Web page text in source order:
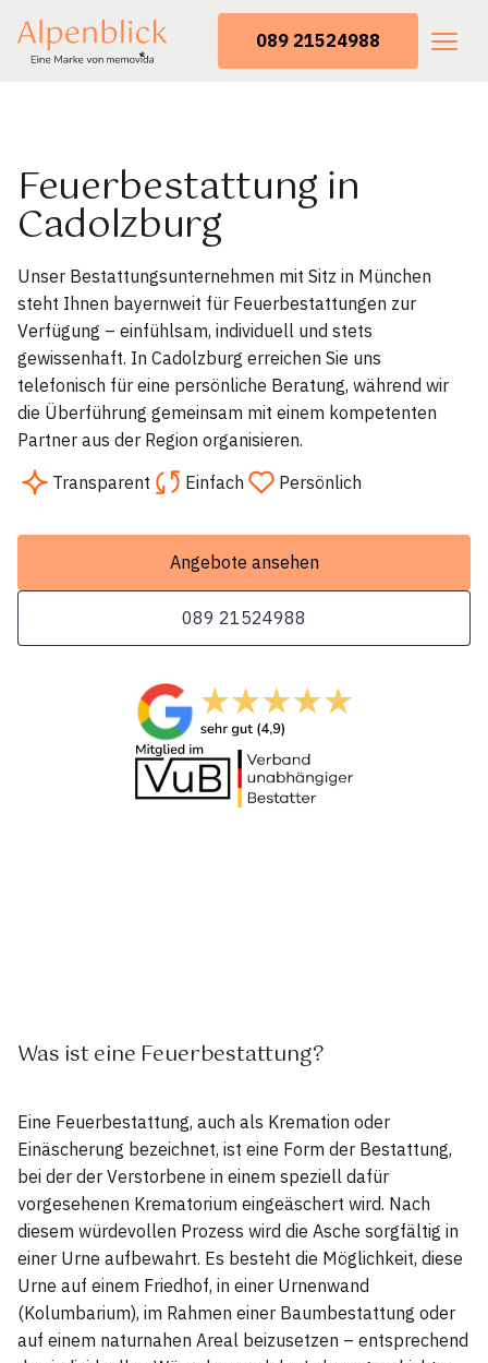
089 21524988
Feuerbestattung in
Cadolzburg
Unser Bestattungsunternehmen mit Sitz in München
steht Ihnen bayernweit für Feuerbestattungen zur
Verfügung – einfühlsam, individuell und stets
gewissenhaft. In Cadolzburg erreichen Sie uns
telefonisch für eine persönliche Beratung, während wir
die Überführung gemeinsam mit einem kompetenten
Partner aus der Region organisieren.
Transparent
Einfach Persönlich
Angebote ansehen
089 21524988
Was ist eine Feuerbestattung?
Eine Feuerbestattung, auch als Kremation oder
Einäscherung bezeichnet, ist eine Form der Bestattung,
bei der der Verstorbene in einem speziell dafür
vorgesehenen Krematorium eingeäschert wird. Nach
diesem würdevollen Prozess wird die Asche sorgfältig in
einer Urne aufbewahrt. Es besteht die Möglichkeit, diese
Urne auf einem Friedhof, in einer Urnenwand
(Kolumbarium), im Rahmen einer Baumbestattung oder
auf einem naturnahen Areal beizusetzen – entsprechend